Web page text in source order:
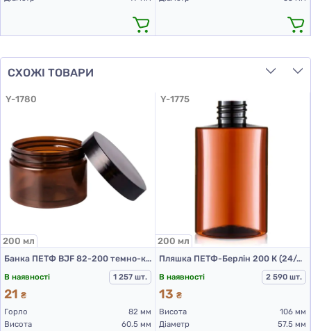
СХОЖІ ТОВАРИ
Y-1780
200 мл
Банка ПЕТФ BJF 82-200 темно-коричнева (шоколад), 30 гр. (ПЕТ банки 200 мл)
В наявності
1 257 шт.
21 ₴
Горло
82 мм
Висота
60.5 мм
Y-1775
200 мл
Пляшка ПЕТФ-Берлін 200 К (24/410) д.57,5
В наявності
2 590 шт.
13 ₴
Висота
106 мм
Діаметр
57.5 мм